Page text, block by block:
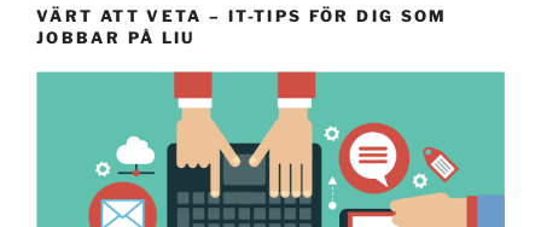
VÄRT ATT VETA – IT-TIPS FÖR DIG SOM
JOBBAR PÅ LIU